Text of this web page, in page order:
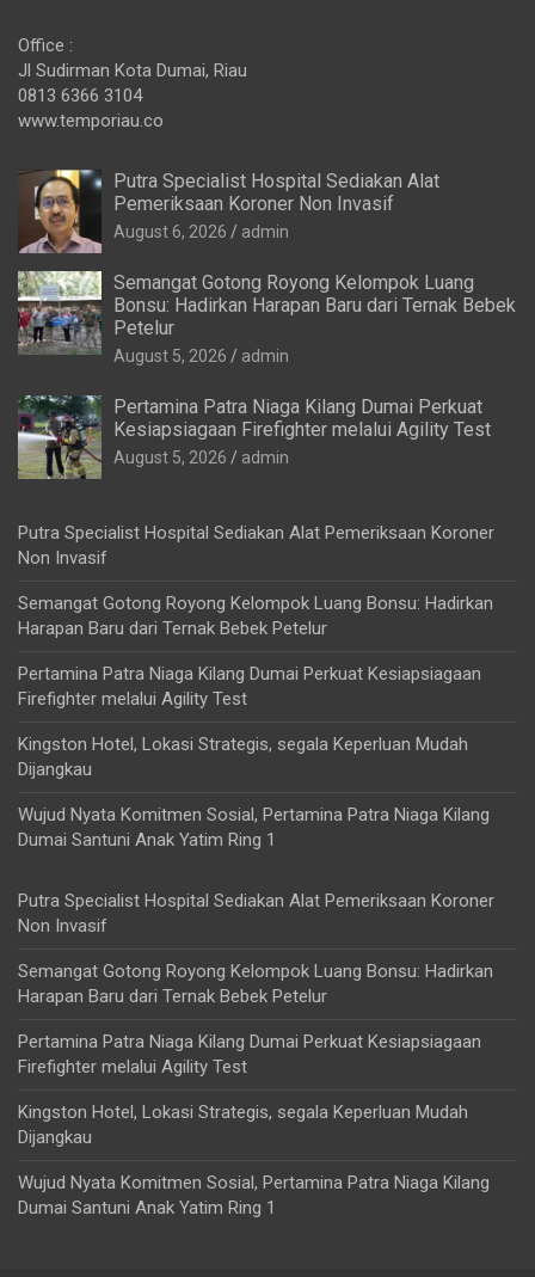
Office :
Jl Sudirman Kota Dumai, Riau
0813 6366 3104
www.temporiau.co
Putra Specialist Hospital Sediakan Alat
Pemeriksaan Koroner Non Invasif
August 6, 2026 admin
Semangat Gotong Royong Kelompok Luang
Bonsu: Hadirkan Harapan Baru dari Ternak Bebek
Petelur
August 5, 2026 admin
Pertamina Patra Niaga Kilang Dumai Perkuat
Kesiapsiagaan Firefighter melalui Agility Test
August 5, 2026 admin
Putra Specialist Hospital Sediakan Alat Pemeriksaan Koroner
Non Invasif
Semangat Gotong Royong Kelompok Luang Bonsu: Hadirkan
Harapan Baru dari Ternak Bebek Petelur
Pertamina Patra Niaga Kilang Dumai Perkuat Kesiapsiagaan
Firefighter melalui Agility Test
Kingston Hotel, Lokasi Strategis, segala Keperluan Mudah
Dijangkau
Wujud Nyata Komitmen Sosial, Pertamina Patra Niaga Kilang
Dumai Santuni Anak Yatim Ring 1
Putra Specialist Hospital Sediakan Alat Pemeriksaan Koroner
Non Invasif
Semangat Gotong Royong Kelompok Luang Bonsu: Hadirkan
Harapan Baru dari Ternak Bebek Petelur
Pertamina Patra Niaga Kilang Dumai Perkuat Kesiapsiagaan
Firefighter melalui Agility Test
Kingston Hotel, Lokasi Strategis, segala Keperluan Mudah
Dijangkau
Wujud Nyata Komitmen Sosial, Pertamina Patra Niaga Kilang
Dumai Santuni Anak Yatim Ring 1